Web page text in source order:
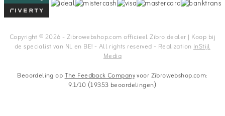
Copyright © 2026 - Zibrowebshop.com officieel Zibro dealer | Koop bij
de specialist van NL en BE! - All rights reserved - Realization InStijl
Media
Beoordeling opThe Feedback Companyvoor Zibrowebshop.com:
9.1/10 (19353 beoordelingen)